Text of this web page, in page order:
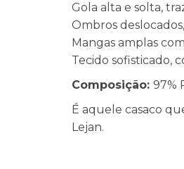
Gola alta e solta,
Ombros
Mangas amplas
Tecido sofisticado,
Composição: 97%
É aquele casaco
Lejan.